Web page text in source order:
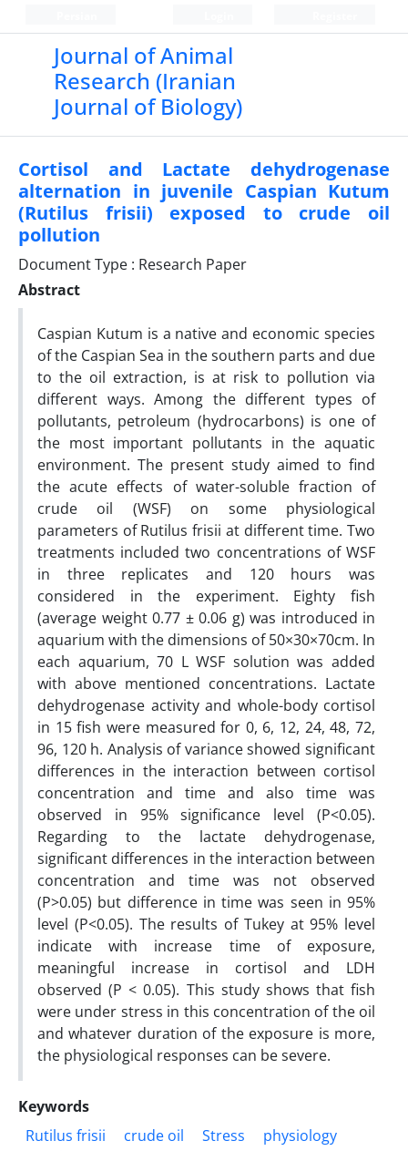
Journal of Animal
Research (Iranian
Journal of Biology)
Cortisol and Lactate dehydrogenase
alternation in juvenile Caspian Kutum
(Rutilus frisii) exposed to crude oil
pollution
Document Type : Research Paper
Abstract
Caspian Kutum is a native and economic species
of the Caspian Sea in the southern parts and due
to the oil extraction, is at risk to pollution via
different ways. Among the different types of
pollutants, petroleum (hydrocarbons) is one of
the most important pollutants in the aquatic
environment. The present study aimed to find
the acute effects of water-soluble fraction of
crude oil (WSF) on some physiological
parameters of Rutilus frisii at different time. Two
treatments included two concentrations of WSF
in three replicates and 120 hours was
considered in the experiment. Eighty fish
(average weight 0.77 ± 0.06 g) was introduced in
aquarium with the dimensions of 50×30×70cm. In
each aquarium, 70 L WSF solution was added
with above mentioned concentrations. Lactate
dehydrogenase activity and whole-body cortisol
in 15 fish were measured for 0, 6, 12, 24, 48, 72,
96, 120 h. Analysis of variance showed significant
differences in the interaction between cortisol
concentration and time and also time was
observed in 95% significance level (P<0.05).
Regarding to the lactate dehydrogenase,
significant differences in the interaction between
concentration and time was not observed
(P>0.05) but difference in time was seen in 95%
level (P<0.05). The results of Tukey at 95% level
indicate with increase time of exposure,
meaningful increase in cortisol and LDH
observed (P < 0.05). This study shows that fish
were under stress in this concentration of the oil
and whatever duration of the exposure is more,
the physiological responses can be severe.
Keywords
Rutilus frisii
crude oil Stress
physiology